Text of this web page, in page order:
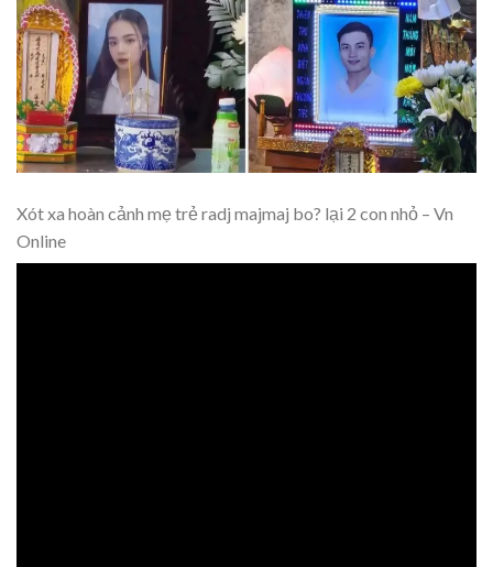
Xót xa hoàn cảnh mẹ trẻ radj majmaj bo? lại 2 con nhỏ – Vn
Online